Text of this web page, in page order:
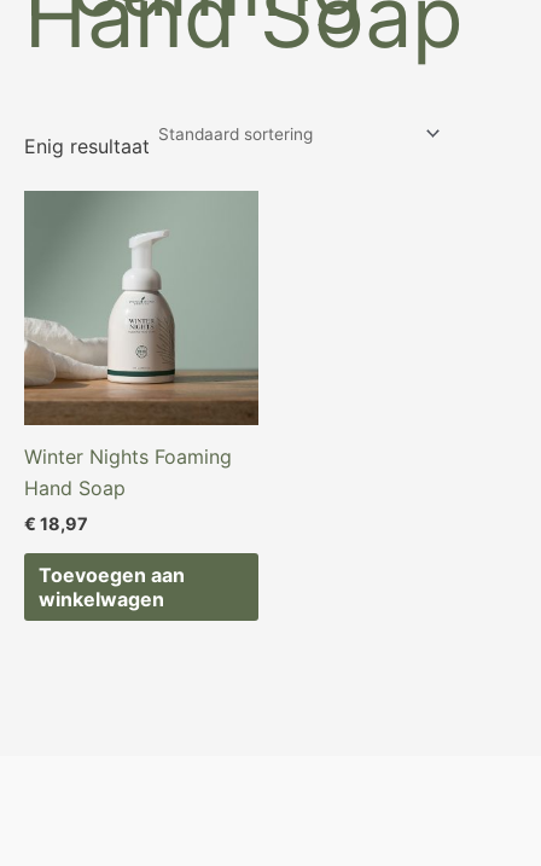
Enig resultaat
Winter Nights Foaming
Hand Soap
€ 18,97
Toevoegen aan
winkelwagen